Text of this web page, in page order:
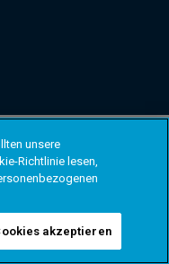
unsere
Richtlinie lesen,
akzeptieren